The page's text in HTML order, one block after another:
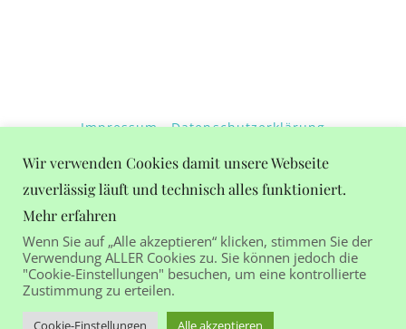
Impressum Datenschutzerklärung
Wetter in Gastein
+20°C
Ferienhaus Birgit | Salzburger Straße 15 | 5630 Bad
Wir verwenden Cookies damit unsere Webseite
zuverlässig läuft und technisch alles funktioniert.
Mehr erfahren
Wenn Sie auf „Alle akzeptieren“ klicken, stimmen Sie der
Verwendung ALLER Cookies zu. Sie können jedoch die
"Cookie-Einstellungen" besuchen, um eine kontrollierte
Zustimmung zu erteilen.
Cookie-Einstellungen Alle akzeptieren